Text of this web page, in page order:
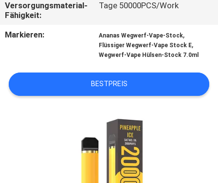
SIE
EIN
Versorgungsmaterial-
Fähigkeit:
Tage 50000PCS/Work
Markieren: Ananas Wegwerf-Vape-Stock,
Flüssiger Wegwerf-Vape Stock E,
Wegwerf-Vape Hülsen-Stock 7.0ml
BESTPREIS